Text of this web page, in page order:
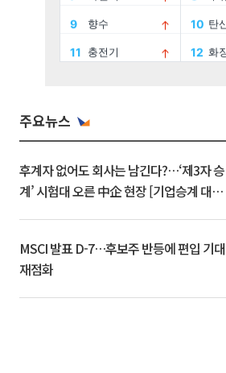
주요뉴스
후계자 없어도 회사는 남긴다?…‘제3자 승
계’ 시험대 오른 中企 현장 [기업승계 대전
MSCI 발표 D-7…후보주 반등에 편입 기대
재점화